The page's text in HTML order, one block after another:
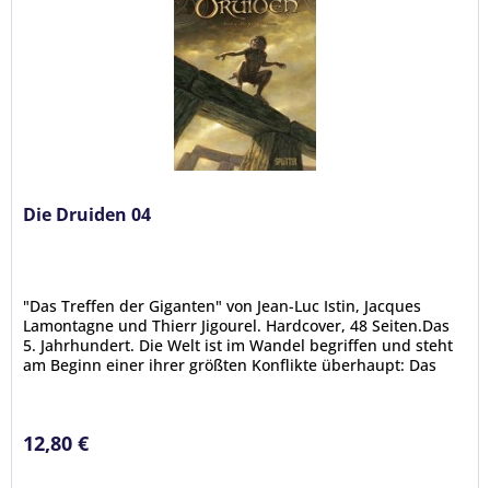
Die Druiden 04
"Das Treffen der Giganten" von Jean-Luc Istin, Jacques
Lamontagne und Thierr Jigourel. Hardcover, 48 Seiten.Das
5. Jahrhundert. Die Welt ist im Wandel begriffen und steht
am Beginn einer ihrer größten Konflikte überhaupt: Das
12,80 €